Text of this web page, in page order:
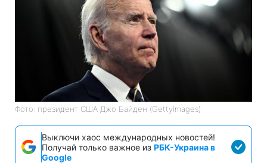
Фото: президент США Джо Байден (GettyImagеs)
Выключи хаос международных новостей!
Получай только важное из РБК-Украина в
Google